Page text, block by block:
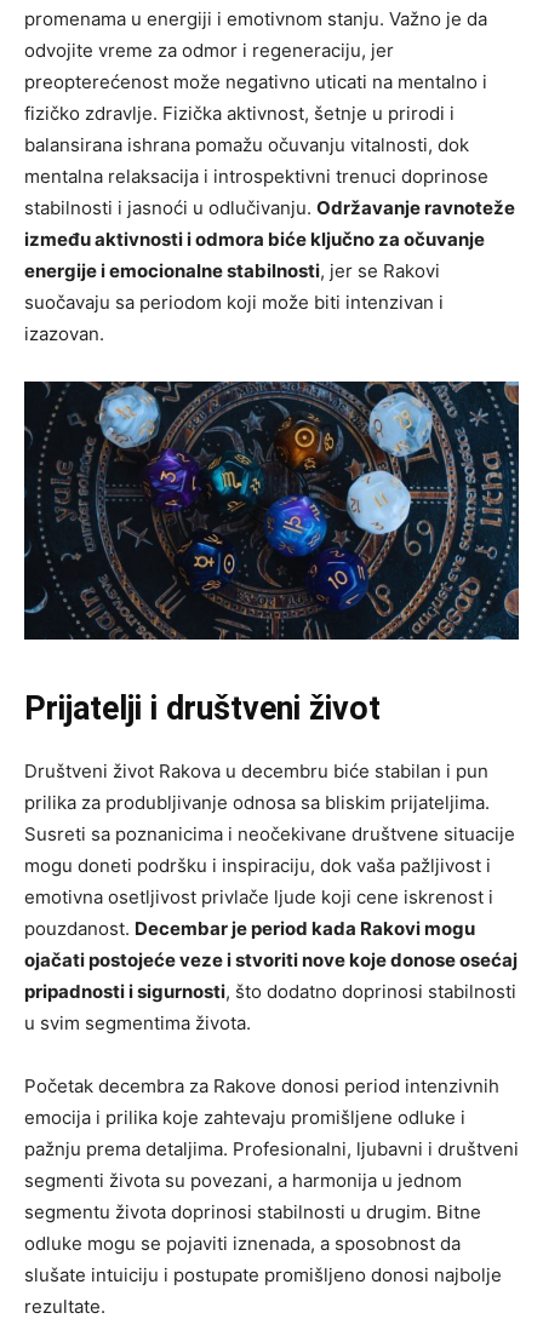
promenama u energiji i emotivnom stanju. Važno je da
odvojite vreme za odmor i regeneraciju, jer
preopterećenost može negativno uticati na mentalno i
fizičko zdravlje. Fizička aktivnost, šetnje u prirodi i
balansirana ishrana pomažu očuvanju vitalnosti, dok
mentalna relaksacija i introspektivni trenuci doprinose
stabilnosti i jasnoći u odlučivanju. Održavanje ravnoteže
između aktivnosti i odmora biće ključno za očuvanje
energije i emocionalne stabilnosti, jer se Rakovi
suočavaju sa periodom koji može biti intenzivan i
izazovan.
Prijatelji i društveni život
Društveni život Rakova u decembru biće stabilan i pun
prilika za produbljivanje odnosa sa bliskim prijateljima.
Susreti sa poznanicima i neočekivane društvene situacije
mogu doneti podršku i inspiraciju, dok vaša pažljivost i
emotivna osetljivost privlače ljude koji cene iskrenost i
pouzdanost. Decembar je period kada Rakovi mogu
ojačati postojeće veze i stvoriti nove koje donose osećaj
pripadnosti i sigurnosti, što dodatno doprinosi stabilnosti
u svim segmentima života.
Početak decembra za Rakove donosi period intenzivnih
emocija i prilika koje zahtevaju promišljene odluke i
pažnju prema detaljima. Profesionalni, ljubavni i društveni
segmenti života su povezani, a harmonija u jednom
segmentu života doprinosi stabilnosti u drugim. Bitne
odluke mogu se pojaviti iznenada, a sposobnost da
slušate intuiciju i postupate promišljeno donosi najbolje
rezultate.